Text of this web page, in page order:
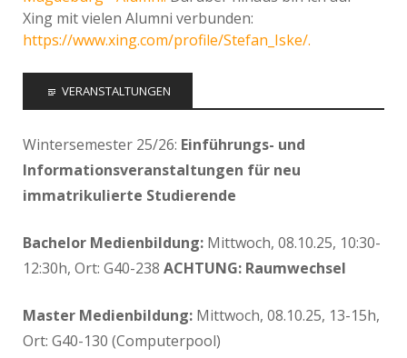
Xing mit vielen Alumni verbunden:
https://www.xing.com/profile/Stefan_Iske/.
VERANSTALTUNGEN
Wintersemester 25/26: Einführungs- und
Informationsveranstaltungen für neu
immatrikulierte Studierende
Bachelor Medienbildung: Mittwoch, 08.10.25, 10:30-
12:30h, Ort: G40-238 ACHTUNG: Raumwechsel
Master Medienbildung: Mittwoch, 08.10.25, 13-15h,
Ort: G40-130 (Computerpool)